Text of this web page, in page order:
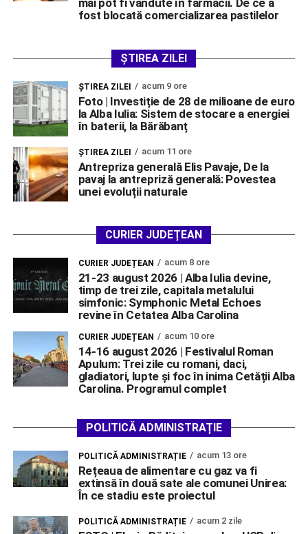
fost blocată comercializarea pastilelor
ȘTIREA ZILEI
ŞTIREA ZILEI acum 9 ore
Foto | Investiție de 28 de milioane de euro
la Alba Iulia: Sistem de stocare a energiei
în baterii, la Bărăbanț
ŞTIREA ZILEI acum 11 ore
Antrepriza generală Elis Pavaje, De la
pavaj la antrepriză generală: Povestea
unei evoluții naturale
CURIER JUDEȚEAN
CURIER JUDEȚEAN acum 8 ore
21-23 august 2026 | Alba Iulia devine,
timp de trei zile, capitala metalului
simfonic: Symphonic Metal Echoes
revine în Cetatea Alba Carolina
CURIER JUDEȚEAN acum 10 ore
14-16 august 2026 | Festivalul Roman
Apulum: Trei zile cu romani, daci,
gladiatori, lupte și foc în inima Cetății Alba
Carolina. Programul complet
POLITICĂ ADMINISTRAȚIE
POLITICĂ ADMINISTRAȚIE acum 13 ore
Rețeaua de alimentare cu gaz va fi
extinsă în două sate ale comunei Unirea:
În ce stadiu este proiectul
POLITICĂ ADMINISTRAȚIE acum 2 zile